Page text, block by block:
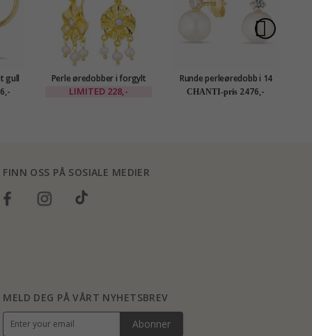
gull
Perle øredobber i forgylt
messing - Eliné
LIMITED 228,-
Runde perleøredobb i 14
karat gull med zirkon -
Gold Collection
CHANTI-pris 2476,-
FINN OSS PÅ SOSIALE MEDIER
MELD DEG PÅ VÅRT NYHETSBREV
Abonner